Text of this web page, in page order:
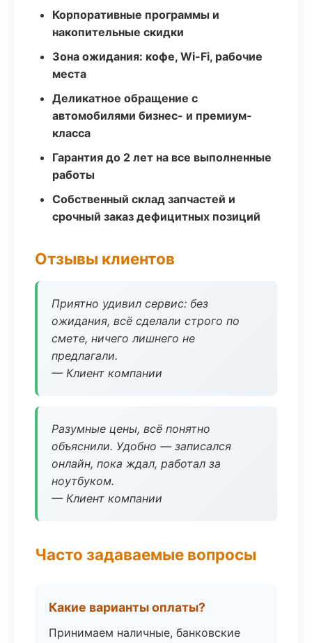
Корпоративные программы и
накопительные скидки
Зона ожидания: кофе, Wi-Fi, рабочие
места
Деликатное обращение с
автомобилями бизнес- и премиум-
класса
Гарантия до 2 лет на все выполненные
работы
Собственный склад запчастей и
срочный заказ дефицитных позиций
Отзывы клиентов
Приятно удивил сервис: без
ожидания, всё сделали строго по
смете, ничего лишнего не
предлагали.
— Клиент компании
Разумные цены, всё понятно
объяснили. Удобно — записался
онлайн, пока ждал, работал за
ноутбуком.
— Клиент компании
Часто задаваемые вопросы
Какие варианты оплаты?
Принимаем наличные, банковские